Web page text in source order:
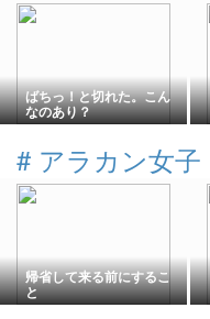
ばちっ！と切れた。こん
なのあり？
# アラカン女子
帰省して来る前にするこ
と